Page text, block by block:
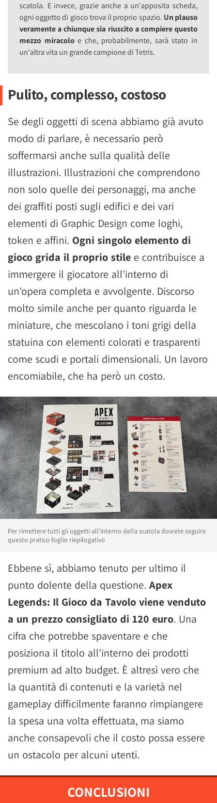
scatola. E invece, grazie anche a un'apposita scheda,
ogni oggetto di gioco trova il proprio spazio. Un plauso
veramente a chiunque sia riuscito a compiere questo
mezzo miracoloe che, probabilmente, sarà stato in
un'altra vita un grande campione di Tetris.
Pulito, complesso, costoso
Se degli oggetti di scena abbiamo già avuto
modo di parlare, è necessario però
soffermarsi anche sulla qualità delle
illustrazioni. Illustrazioni che comprendono
non solo quelle dei personaggi, ma anche
dei graffiti posti sugli edifici e dei vari
elementi di Graphic Design come loghi,
token e affini. Ogni singolo elemento di
gioco grida il proprio stile e contribuisce a
immergere il giocatore all'interno di
un'opera completa e avvolgente. Discorso
molto simile anche per quanto riguarda le
miniature, che mescolano i toni grigi della
statuina con elementi colorati e trasparenti
come scudi e portali dimensionali. Un lavoro
encomiabile, che ha però un costo.
Per rimettere tutti gli oggetti all'interno della scatola dovrete seguire
questo pratico foglio riepilogativo
Ebbene sì, abbiamo tenuto per ultimo il
punto dolente della questione. Apex
Legends: Il Gioco da Tavolo viene venduto
a un prezzo consigliato di 120 euro. Una
cifra che potrebbe spaventare e che
posiziona il titolo all'interno dei prodotti
premium ad alto budget. È altresì vero che
la quantità di contenuti e la varietà nel
gameplay difficilmente faranno rimpiangere
la spesa una volta effettuata, ma siamo
anche consapevoli che il costo possa essere
un ostacolo per alcuni utenti.
CONCLUSIONI